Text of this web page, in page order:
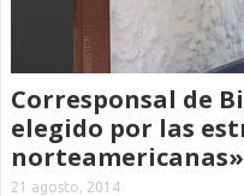
Corresponsal de
elegido por las
norteamericanas»
21 agosto, 2014